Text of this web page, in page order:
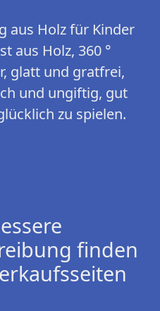
aus Holz für Kinder
aus Holz, 360 °
glatt und gratfrei,
und ungiftig, gut
zu spielen.
finden